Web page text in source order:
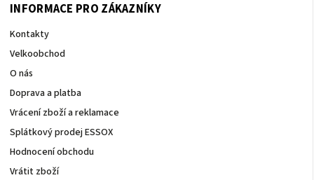
INFORMACE PRO ZÁKAZNÍKY
Kontakty
Velkoobchod
O nás
Doprava a platba
Vrácení zboží a reklamace
Splátkový prodej ESSOX
Hodnocení obchodu
Vrátit zboží